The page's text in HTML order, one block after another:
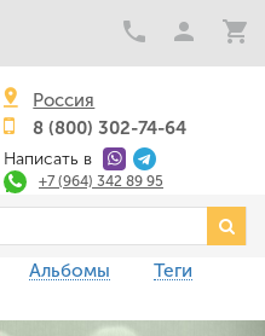
Россия
8 (800) 302-74-64
Написать в
+7 (964) 342 89 95
Альбомы Теги